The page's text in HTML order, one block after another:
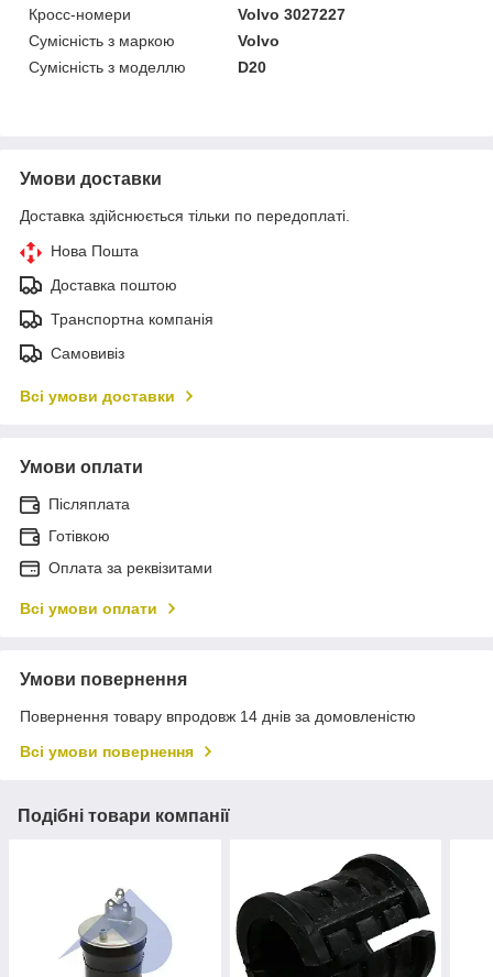
Кросс-номери
Volvo 3027227
Сумісність з маркою
Volvo
Сумісність з моделлю
D20
Умови доставки
Доставка здійснюється тільки по передоплаті.
Нова Пошта
Доставка поштою
Транспортна компанія
Самовивіз
Всі умови доставки
Умови оплати
Післяплата
Готівкою
Оплата за реквізитами
Всі умови оплати
Умови повернення
Повернення товару впродовж 14 днів за домовленістю
Всі умови повернення
Подібні товари компанії